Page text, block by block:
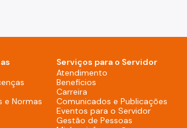
e Normas
Serviços para o Servidor
Atendimento
Benefícios
Carreira
Comunicados e Publicações
Eventos para o Servidor
Gestão de Pessoas